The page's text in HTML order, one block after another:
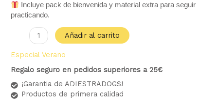
Incluye pack de bienvenida y material extra para seguir
practicando.
Añadir al carrito
Especial Verano
Regalo seguro en pedidos superiores a 25€
¡Garantia de ADIESTRADOGS!
Productos de primera calidad